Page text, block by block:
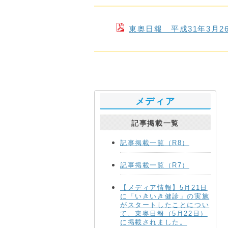
東奥日報 平成31年3月26
メディア
記事掲載一覧
記事掲載一覧（R8）
記事掲載一覧（R7）
【メディア情報】5月21日
に「いきいき健診」の実施
がスタートしたことについ
て、東奥日報（5月22日）
に掲載されました。